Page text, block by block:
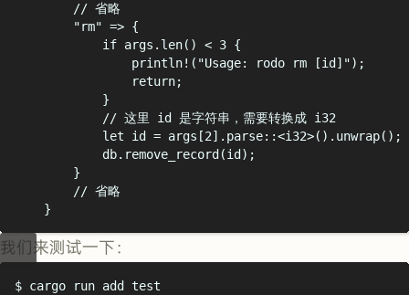
// 省略
"rm" => {
if args . len() < 3 {
println! ( "Usage: rodo rm [id] ");
return;
}
// 这里 id 是字符串，需要转换成 i32
let id = args [2]. parse::<i32>(). unwrap();
db. remove_record (id );
}
// 省略
}
我们来测试一下：
$ cargo run add test